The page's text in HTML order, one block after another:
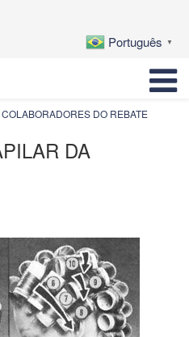
Português ▼
COLABORADORES DO REBATE
DA